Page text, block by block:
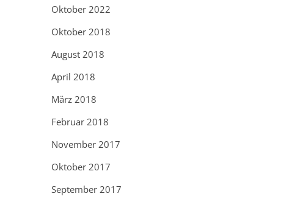
Oktober 2022
Oktober 2018
August 2018
April 2018
März 2018
Februar 2018
November 2017
Oktober 2017
September 2017